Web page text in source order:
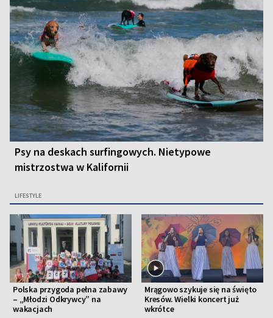
Psy na deskach surfingowych. Nietypowe
mistrzostwa w Kalifornii
LIFESTYLE
Polska przygoda pełna zabawy
– „Młodzi Odkrywcy” na
wakacjach
Mrągowo szykuje się na święto
Kresów. Wielki koncert już
wkrótce